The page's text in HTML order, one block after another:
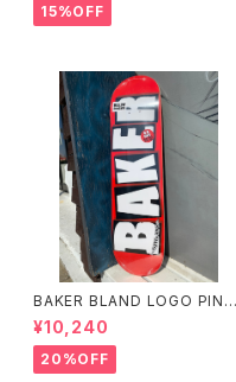
スケート エリックドレッセン
ブラック フードパーカー フー
15%OFF
BAKER BLAND LOGO PINK
DECK 8.0 ベイカー ブラン
ド ロゴ デッキ ピンク 8イ
ンチ スケートボード スケボー
¥10,240
20%OFF